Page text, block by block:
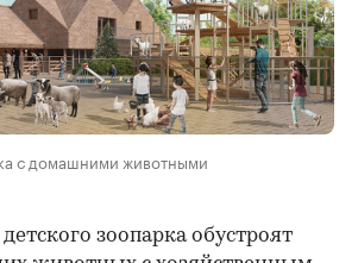
с домашними животными
зоопарка обустроят